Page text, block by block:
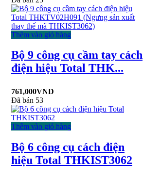
Thêm vào giỏ hàng
Bộ 9 công cụ cầm tay cách
điện hiệu Total THK...
761,000VND
Đã bán 53
Thêm vào giỏ hàng
Bộ 6 công cụ cách điện
hiệu Total THKIST3062